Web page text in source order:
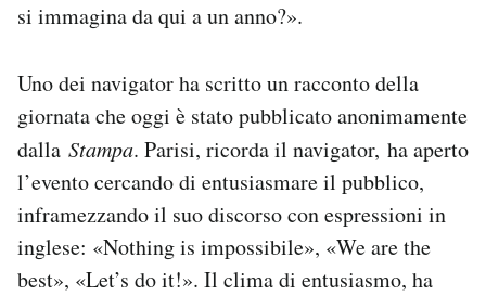
si immagina da qui a un anno?».
Uno dei navigator ha scritto un racconto della
giornata che oggi è stato pubblicato anonimamente
dalla Stampa. Parisi, ricorda il navigator, ha aperto
l’evento cercando di entusiasmare il pubblico,
inframezzando il suo discorso con espressioni in
inglese: «Nothing is impossibile», «We are the
best», «Let’s do it!». Il clima di entusiasmo, ha